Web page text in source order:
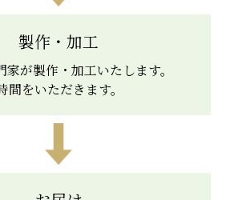
製作・加工
が製作・加工いたします。
間をいただきます。